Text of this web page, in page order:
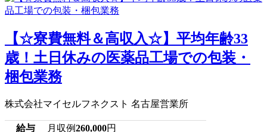
【☆寮費無料＆高収入☆】平均年齢33
歳！土日休みの医薬品工場での包装・
梱包業務
株式会社マイセルフネクスト 名古屋営業所
給与 月収例260,000円